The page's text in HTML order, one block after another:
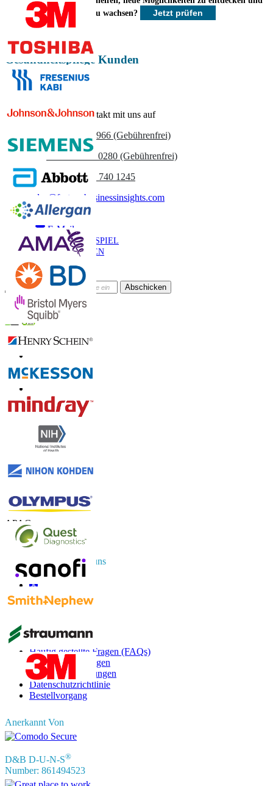
Jetzt anpassen
schneller zu wachsen?
Jetzt prüfen
Gesundheitspflege Kunden
Nehmen Sie Kontakt mit uns auf
+1 833 909 2966 (Gebührenfrei)
+44 808 502 0280 (Gebührenfrei)
(APAC) +91 744 740 1245
sales@fortunebusinessinsights.com
Anruf
E-Mail
BEISPIEL
HERUNTERLADEN
Newsletter abonnieren
Abschicken
Online-Vertrauen
US+1 833 909 2966 ( Gebührenfrei )
UK+44 808 502 0280 (Gebührenfrei )
APAC
sales@fortunebusinessinsights.com
Vernetzen Sie sich mit uns
Informationen
Häufig gestellte Fragen (FAQs)
Kundenbewertungen
Nutzungsbedingungen
Datenschutzrichtlinie
Bestellvorgang
Anerkannt Von
D&B D-U-N-S®
Number: 861494523